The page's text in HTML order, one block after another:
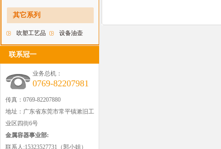
其它系列
吹塑工艺品 设备油壶
联系冠一
业务总机：
0769-82207981
传真：0769-82207880
地址：广东省东莞市常平镇漱旧工
业区四街6号
金属容器事业部:
联系人:15323527731（郭小姐）